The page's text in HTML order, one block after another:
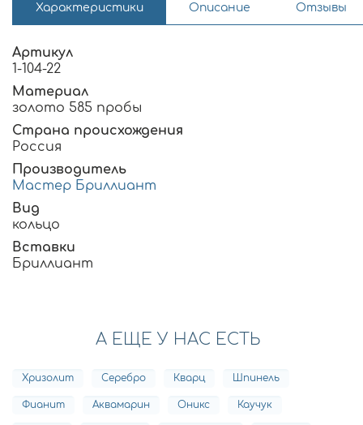
Характеристики Описание Отзывы
Артикул
1-104-22
Материал
золото 585 пробы
Страна происхождения
Россия
Производитель
Мастер Бриллиант
Вид
кольцо
Вставки
Бриллиант
А ЕЩЕ У НАС ЕСТЬ
Хризолит Серебро Кварц Шпинель
Фианит Аквамарин Оникс Каучук